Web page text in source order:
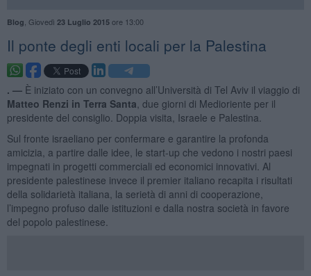
Blog Giovedì 23 Luglio 2015ore 13:00
Il ponte degli enti locali per la Palestina
. — È iniziato con un convegno all’Università di Tel Aviv il viaggio di
Matteo Renzi in Terra Santa , due giorni di Medioriente per il
presidente del consiglio. Doppia visita, Israele e Palestina.
Sul fronte israeliano per confermare e garantire la profonda
amicizia, a partire dalle idee, le start-up che vedono i nostri paesi
impegnati in progetti commerciali ed economici innovativi. Al
presidente palestinese invece il premier italiano recapita i risultati
della solidarietà italiana, la serietà di anni di cooperazione,
l’impegno profuso dalle istituzioni e dalla nostra società in favore
del popolo palestinese.